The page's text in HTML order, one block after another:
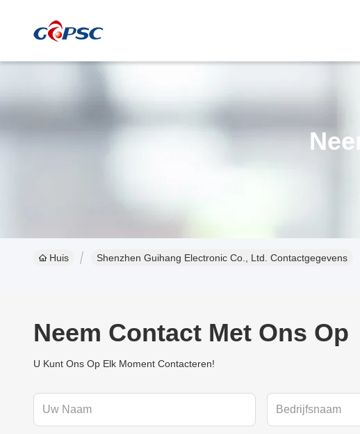
Huis Shenzhen Guihang Electronic Co., Ltd. Contactgegevens
Neem Contact Met Ons Op
U Kunt Ons Op Elk Moment Contacteren!